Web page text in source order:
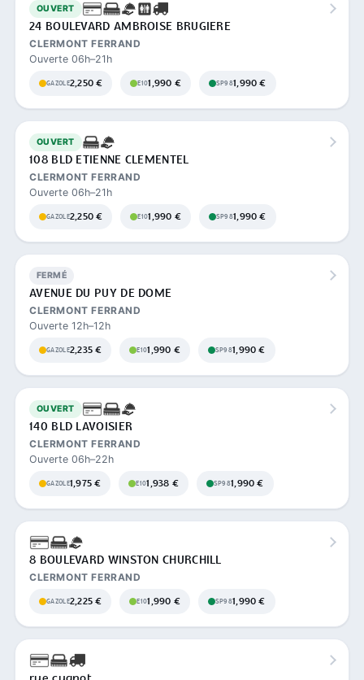
OUVERT
24 BOULEVARD AMBROISE BRUGIERE
CLERMONT FERRAND
Ouverte 06h–21h
GAZOLE2,250 € E101,990 € SP981,990 €
OUVERT
108 BLD ETIENNE CLEMENTEL
CLERMONT FERRAND
Ouverte 06h–21h
GAZOLE2,250 € E101,990 € SP981,990 €
FERMÉ
AVENUE DU PUY DE DOME
CLERMONT FERRAND
Ouverte 12h–12h
GAZOLE2,235 € E101,990 € SP981,990 €
OUVERT
140 BLD LAVOISIER
CLERMONT FERRAND
Ouverte 06h–22h
GAZOLE1,975 € E101,938 € SP981,990 €
8 BOULEVARD WINSTON CHURCHILL
CLERMONT FERRAND
GAZOLE2,225 € E101,990 € SP981,990 €